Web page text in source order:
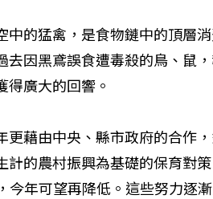
中的猛禽，是食物鏈中的頂層
去因黑鳶誤食遭毒殺的鳥、鼠
得廣大的回響。
更藉由中央、縣市政府的合作
計的農村振興為基礎的保育對
今年可望再降低。這些努力逐